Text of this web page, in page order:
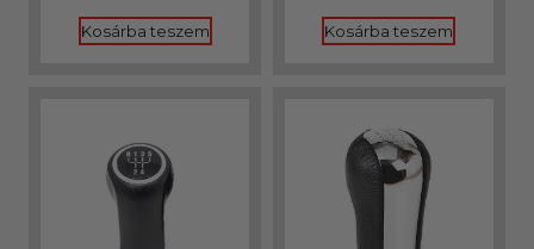
Kosárba teszem Kosárba teszem